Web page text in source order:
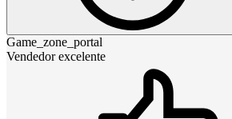
Game_zone_portal
Vendedor excelente